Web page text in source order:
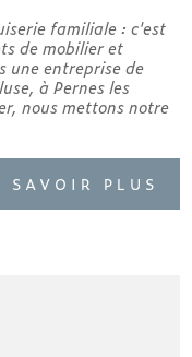
familiale : c'est
de mobilier et
une entreprise de
à Pernes les
nous mettons notre
SAVOIR PLUS